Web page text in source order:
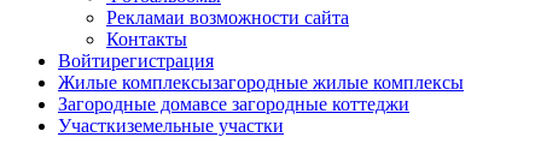
Рекламаи возможности сайта
Контакты
Войтирегистрация
Жилые комплексызагородные жилые комплексы
Загородные домавсе загородные коттеджи
Участкиземельные участки